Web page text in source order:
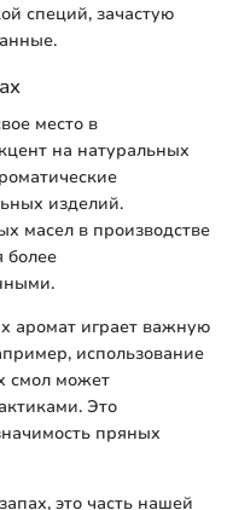
специй, зачастую
место в
на натуральных
изделий.
масел в производстве
более
аромат играет важную
использование
смол может
Это
пряных
это часть нашей